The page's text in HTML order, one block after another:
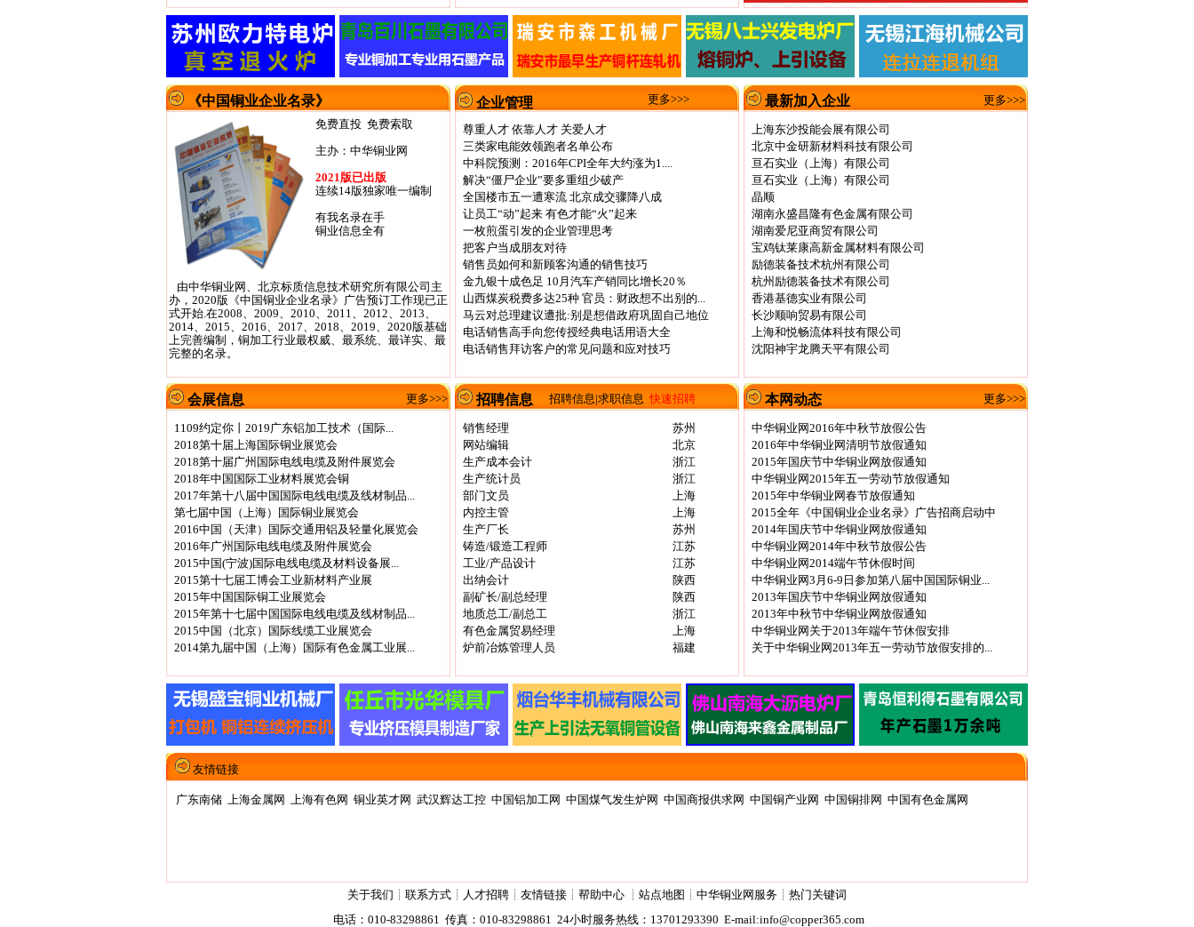
《中国铜业企业名录》
免费直投 免费索取
主办：中华铜业网
2021版已出版
连续14版独家唯一编制
有我名录在手
铜业信息全有
由中华铜业网、北京标质信息技术研究所有限公司主
办，2020版《中国铜业企业名录》广告预订工作现已正
式开始.在2008、2009、2010、2011、2012、2013、
2014、2015、2016、2017、2018、2019、2020版基础
上完善编制，铜加工行业最权威、最系统、最详实、最
完整的名录。
企业管理 更多>>>
尊重人才 依靠人才 关爱人才
三类家电能效领跑者名单公布
中科院预测：2016年CPI全年大约涨为1....
解决“僵尸企业”要多重组少破产
全国楼市五一遭寒流 北京成交骤降八成
让员工“动”起来 有色才能“火”起来
一枚煎蛋引发的企业管理思考
把客户当成朋友对待
销售员如何和新顾客沟通的销售技巧
金九银十成色足 10月汽车产销同比增长20％
山西煤炭税费多达25种 官员：财政想不出别的...
马云对总理建议遭批:别是想借政府巩固自己地位
电话销售高手向您传授经典电话用语大全
电话销售拜访客户的常见问题和应对技巧
最新加入企业 更多>>>
上海东沙投能会展有限公司
北京中金研新材料科技有限公司
亘石实业（上海）有限公司
亘石实业（上海）有限公司
晶顺
湖南永盛昌隆有色金属有限公司
湖南爱尼亚商贸有限公司
宝鸡钛莱康高新金属材料有限公司
励德装备技术杭州有限公司
杭州励德装备技术有限公司
香港基德实业有限公司
长沙顺响贸易有限公司
上海和悦畅流体科技有限公司
沈阳神宇龙腾天平有限公司
会展信息 更多>>>
1109约定你丨2019广东铝加工技术（国际...
2018第十届上海国际铜业展览会
2018第十届广州国际电线电缆及附件展览会
2018年中国国际工业材料展览会铜
2017年第十八届中国国际电线电缆及线材制品...
第七届中国（上海）国际铜业展览会
2016中国（天津）国际交通用铝及轻量化展览会
2016年广州国际电线电缆及附件展览会
2015中国(宁波)国际电线电缆及材料设备展...
2015第十七届工博会工业新材料产业展
2015年中国国际铜工业展览会
2015年第十七届中国国际电线电缆及线材制品...
2015中国（北京）国际线缆工业展览会
2014第九届中国（上海）国际有色金属工业展...
招聘信息 招聘信息|求职信息 快速招聘
销售经理
苏州
网站编辑
北京
生产成本会计
浙江
生产统计员
浙江
部门文员
上海
内控主管
上海
生产厂长
苏州
铸造/锻造工程师
江苏
工业/产品设计
江苏
出纳会计
陕西
副矿长/副总经理
陕西
地质总工/副总工
浙江
有色金属贸易经理
上海
炉前冶炼管理人员
福建
本网动态 更多>>>
中华铜业网2016年中秋节放假公告
2016年中华铜业网清明节放假通知
2015年国庆节中华铜业网放假通知
中华铜业网2015年五一劳动节放假通知
2015年中华铜业网春节放假通知
2015全年《中国铜业企业名录》广告招商启动中
2014年国庆节中华铜业网放假通知
中华铜业网2014年中秋节放假公告
中华铜业网2014端午节休假时间
中华铜业网3月6-9日参加第八届中国国际铜业...
2013年国庆节中华铜业网放假通知
2013年中秋节中华铜业网放假通知
中华铜业网关于2013年端午节休假安排
关于中华铜业网2013年五一劳动节放假安排的...
友情链接
广东南储 上海金属网 上海有色网 铜业英才网 武汉辉达工控 中国铝加工网 中国煤气发生炉网 中国商报供求网 中国铜产业网 中国铜排网 中国有色金属网
关于我们 ┊ 联系方式 ┊ 人才招聘 ┊ 友情链接 ┊ 帮助中心 ┊ 站点地图 ┊ 中华铜业网服务 ┊ 热门关键词
电话：010-83298861 传真：010-83298861 24小时服务热线：13701293390 E-mail:info@copper365.com